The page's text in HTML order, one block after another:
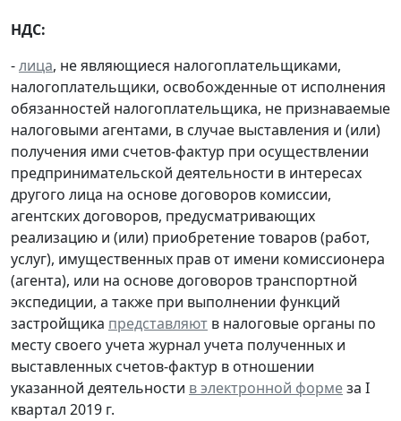
НДС:
-лица, не являющиеся налогоплательщиками,
налогоплательщики, освобожденные от исполнения
обязанностей налогоплательщика, не признаваемые
налоговыми агентами, в случае выставления и (или)
получения ими счетов-фактур при осуществлении
предпринимательской деятельности в интересах
другого лица на основе договоров комиссии,
агентских договоров, предусматривающих
реализацию и (или) приобретение товаров (работ,
услуг), имущественных прав от имени комиссионера
(агента), или на основе договоров транспортной
экспедиции, а также при выполнении функций
застройщика представляют в налоговые органы по
месту своего учета журнал учета полученных и
выставленных счетов-фактур в отношении
указанной деятельности в электронной формеза I
квартал 2019 г.